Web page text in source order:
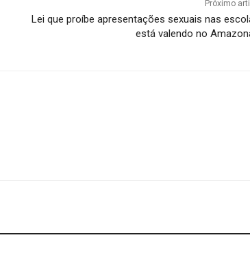
Próximo
Lei que proíbe apresentações sexuais nas
está valendo no